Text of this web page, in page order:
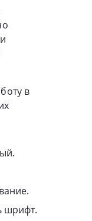
в
шрифт.